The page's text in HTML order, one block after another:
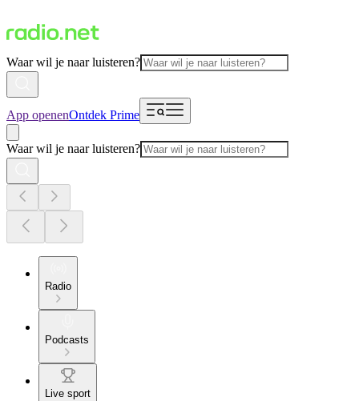
Waar wil je naar luisteren?
App openenOntdek Prime
Waar wil je naar luisteren?
Radio
Podcasts
Live sport